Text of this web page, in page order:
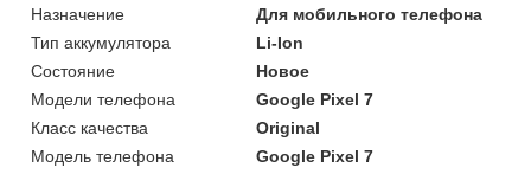
Назначение
Для мобильного телефона
Тип аккумулятора
Li-Ion
Состояние
Новое
Модели телефона
Google Pixel 7
Класс качества
Original
Модель телефона
Google Pixel 7